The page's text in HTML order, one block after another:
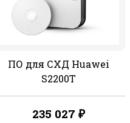
ПО для СХД Huawei
S2200T
235 027 ₽